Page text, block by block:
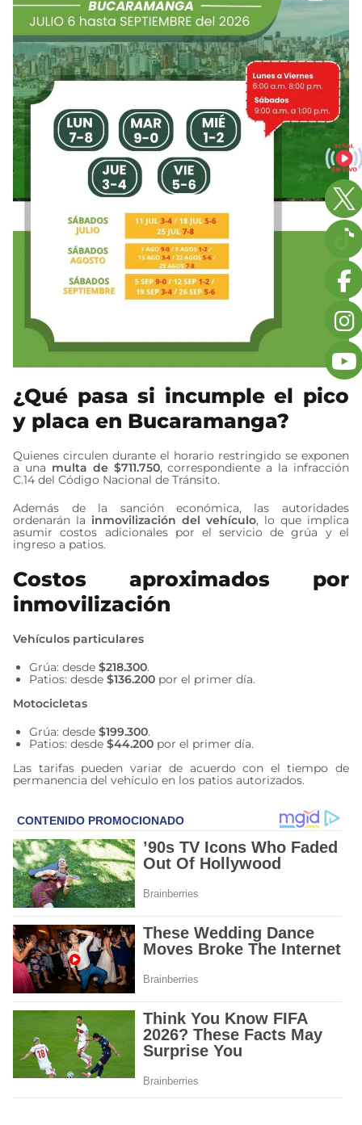
¿Qué pasa si incumple el pico
y placa en Bucaramanga?
Quienes circulen durante el horario restringido se exponen
a una multa de $711.750, correspondiente a la infracción
C.14 del Código Nacional de Tránsito.
Además de la sanción económica, las autoridades
ordenarán la inmovilización del vehículo, lo que implica
asumir costos adicionales por el servicio de grúa y el
ingreso a patios.
Costos aproximados por
inmovilización
Vehículos particulares
Grúa: desde$218.300.
Patios: desde$136.200 por el primer día.
Motocicletas
Grúa: desde$199.300.
Patios: desde$44.200 por el primer día.
Las tarifas pueden variar de acuerdo con el tiempo de
permanencia del vehículo en los patios autorizados.